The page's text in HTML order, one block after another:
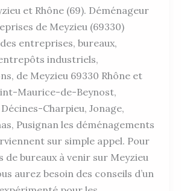
et Rhône (69). Déménageur
de Meyzieu (69330)
entreprises, bureaux,
industriels,
de Meyzieu 69330 Rhône et
Maurice-de-Beynost,
Charpieu, Jonage,
Pusignan les déménagements
sur simple appel. Pour
bureaux à venir sur Meyzieu
aurez besoin des conseils d’un